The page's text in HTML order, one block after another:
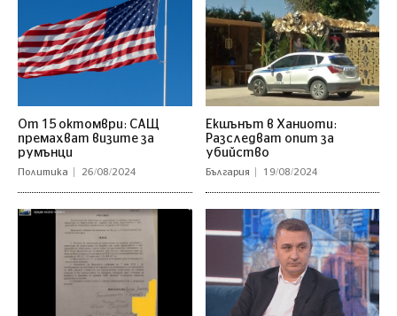
От 15 октомври: САЩ
премахват визите за
румънци
Политика 26/08/2024
Екшънът в Ханиоти:
Разследват опит за
убийство
България 19/08/2024